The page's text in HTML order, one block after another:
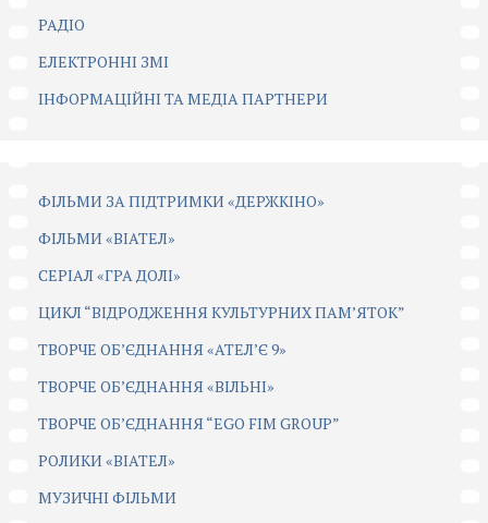
РАДІО
ЕЛЕКТРОННІ ЗМІ
ІНФОРМАЦІЙНІ ТА МЕДІА ПАРТНЕРИ
ФІЛЬМИ ЗА ПІДТРИМКИ «ДЕРЖКІНО»
ФІЛЬМИ «ВІАТЕЛ»
СЕРІАЛ «ГРА ДОЛІ»
ЦИКЛ “ВІДРОДЖЕННЯ КУЛЬТУРНИХ ПАМ’ЯТОК”
ТВОРЧЕ ОБ’ЄДНАННЯ «АТЕЛ’Є 9»
ТВОРЧЕ ОБ’ЄДНАННЯ «ВІЛЬНІ»
ТВОРЧЕ ОБ’ЄДНАННЯ “EGO FIM GROUP”
РОЛИКИ «ВІАТЕЛ»
МУЗИЧНІ ФІЛЬМИ